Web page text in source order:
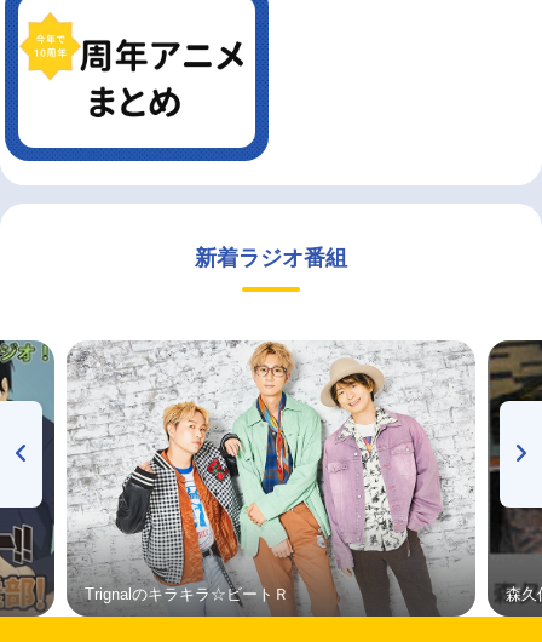
新着ラジオ番組
Trignalのキラキラ☆ビートＲ 森久